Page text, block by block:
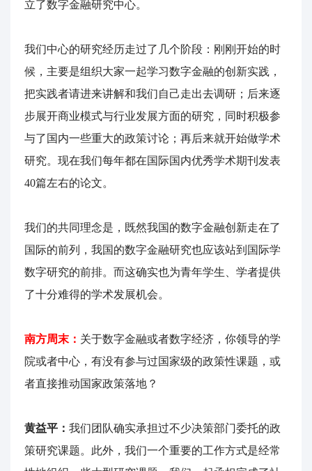
立了数字金融研究中心。
我们中心的研究经历走过了几个阶段：刚刚开始的时
候，主要是组织大家一起学习数字金融的创新实践，
把实践者请进来讲解和我们自己走出去调研；后来逐
步展开商业模式与行业发展方面的研究，同时积极参
与了国内一些重大的政策讨论；再后来就开始做学术
研究。现在我们每年都在国际国内优秀学术期刊发表
40篇左右的论文。
我们的共同理念是，既然我国的数字金融创新走在了
国际的前列，我国的数字金融研究也应该站到国际学
数字研究的前排。而这确实也为青年学生、学者提供
了十分难得的学术发展机会。
南方周末： 关于数字金融或者数字经济，你领导的学
院或者中心，有没有参与过国家级的政策性课题，或
者直接推动国家政策落地？
黄益平： 我们团队确实承担过不少决策部门委托的政
策研究课题。此外，我们一个重要的工作方式是经常